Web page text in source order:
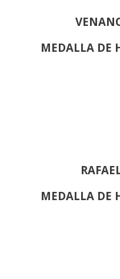
MEDALLA DE
MEDALLA DE